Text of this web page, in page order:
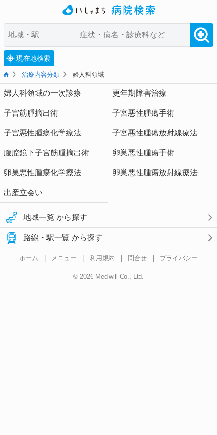
現在地検索
治療内容分類 婦人科領域
婦人科領域の一次診療 更年期障害治療
子宮筋腫摘出術 子宮悪性腫瘍手術
子宮悪性腫瘍化学療法 子宮悪性腫瘍放射線療法
腹腔鏡下子宮筋腫摘出術 卵巣悪性腫瘍手術
卵巣悪性腫瘍化学療法 卵巣悪性腫瘍放射線療法
出産立会い
地域一覧 から探す
路線・駅一覧 から探す
ホーム | メニュー | 利用規約 | 問合せ | プライバシー
© 2026 Mediwill Co., Ltd.